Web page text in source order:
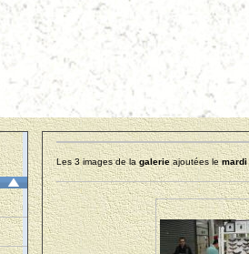
Les 3 images de lagalerieajoutées lemardi